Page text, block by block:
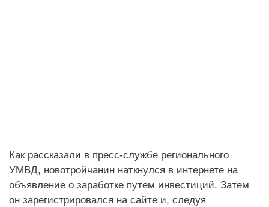
Как рассказали в пресс-службе регионального
УМВД, новотройчанин наткнулся в интернете на
объявление о заработке путем инвестиций. Затем
он зарегистрировался на сайте и, следуя